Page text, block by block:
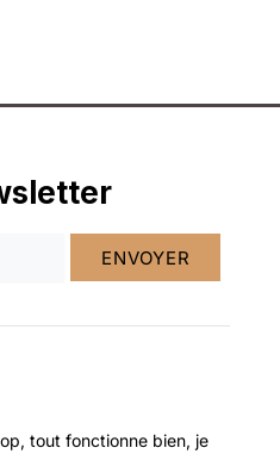
ENVOYER
tout fonctionne bien, je